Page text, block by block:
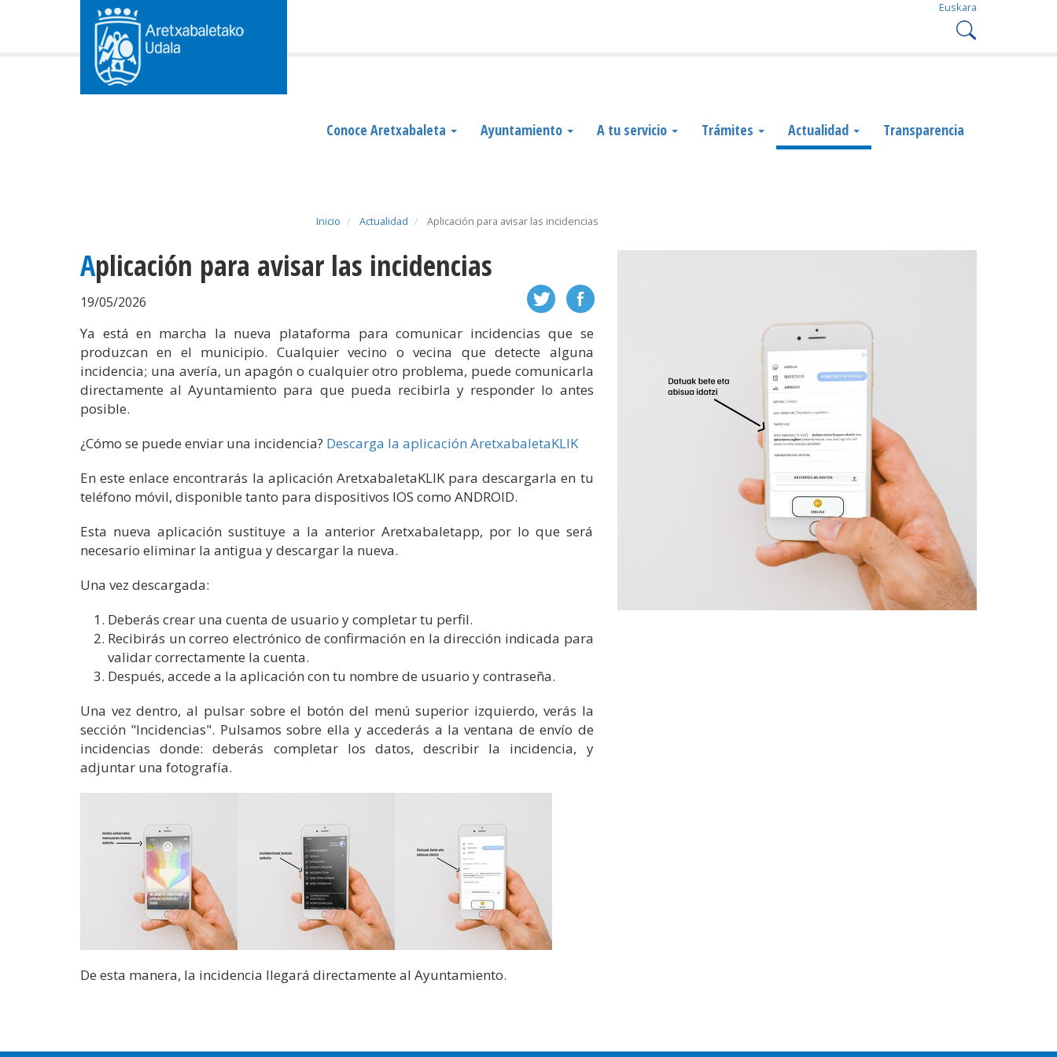
Euskara
Conoce Aretxabaleta Ayuntamiento A tu servicio Trámites Actualidad Transparencia
Inicio Actualidad Aplicación para avisar las incidencias
Aplicación para avisar las incidencias
19/05/2026
Ya está en marcha la nueva plataforma para comunicar incidencias que se
produzcan en el municipio. Cualquier vecino o vecina que detecte alguna
incidencia; una avería, un apagón o cualquier otro problema, puede comunicarla
directamente al Ayuntamiento para que pueda recibirla y responder lo antes
posible.
¿Cómo se puede enviar una incidencia? Descarga la aplicación AretxabaletaKLIK
En este enlace encontrarás la aplicación AretxabaletaKLIK para descargarla en tu
teléfono móvil, disponible tanto para dispositivos IOS como ANDROID.
Esta nueva aplicación sustituye a la anterior Aretxabaletapp, por lo que será
necesario eliminar la antigua y descargar la nueva.
Una vez descargada:
Deberás crear una cuenta de usuario y completar tu perfil.
Recibirás un correo electrónico de confirmación en la dirección indicada para
validar correctamente la cuenta.
Después, accede a la aplicación con tu nombre de usuario y contraseña.
Una vez dentro, al pulsar sobre el botón del menú superior izquierdo, verás la
sección "Incidencias". Pulsamos sobre ella y accederás a la ventana de envío de
incidencias donde: deberás completar los datos, describir la incidencia, y
adjuntar una fotografía.
De esta manera, la incidencia llegará directamente al Ayuntamiento.